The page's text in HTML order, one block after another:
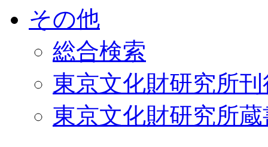
その他
総合検索
東京文化財研究所
東京文化財研究所